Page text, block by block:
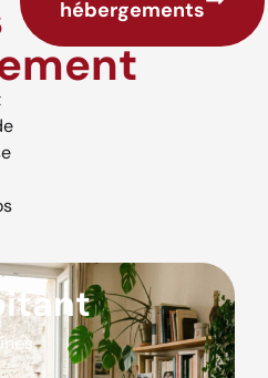
hébergements